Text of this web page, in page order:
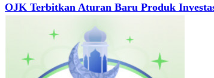
OJK Terbitkan Aturan Baru Produk